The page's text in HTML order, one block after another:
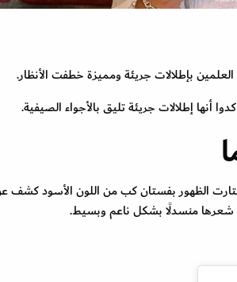
بإطلالات جريئة ومميزة خطفت الأنظار.
إطلالات جريئة تليق بالأجواء الصيفية.
الظهور بفستان كب من اللون الأسود كشف
شعرها منسدلًا بشكل ناعم وبسيط.